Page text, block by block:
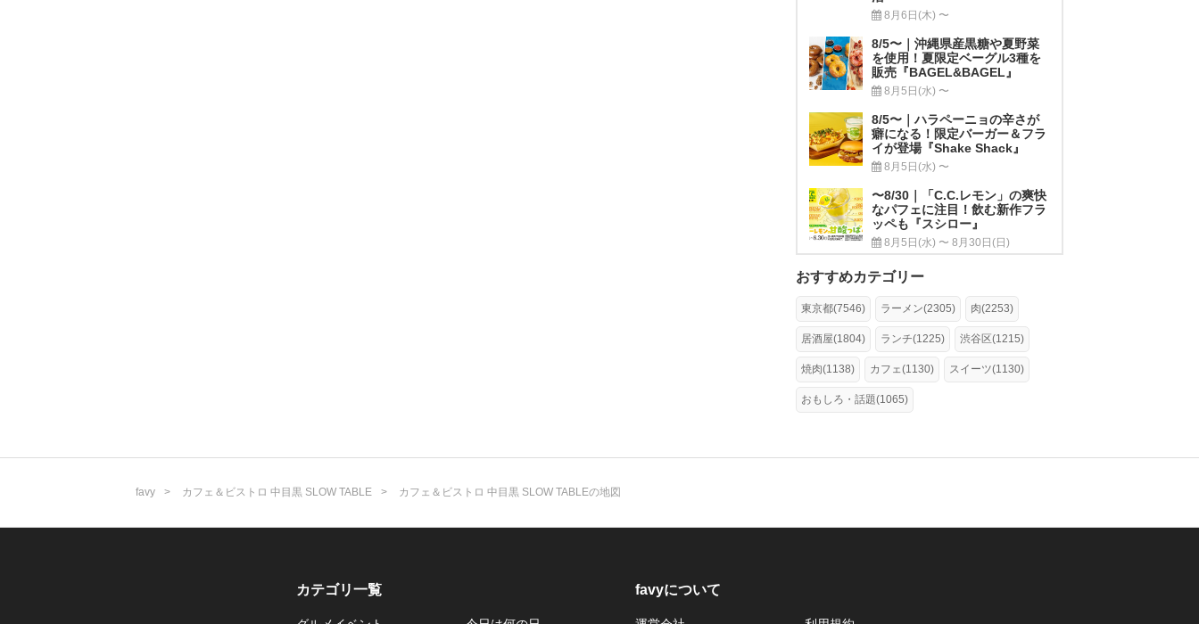
8月6日(木) 〜
8/5〜｜沖縄県産黒糖や夏野菜
を使用！夏限定ベーグル3種を
販売『BAGEL&BAGEL』
8月5日(水) 〜
8/5〜｜ハラペーニョの辛さが
癖になる！限定バーガー＆フラ
イが登場『Shake Shack』
8月5日(水) 〜
〜8/30｜「C.C.レモン」の爽快
なパフェに注目！飲む新作フラ
ッペも『スシロー』
8月5日(水) 〜 8月30日(日)
おすすめカテゴリー
東京都(7546) ラーメン(2305) 肉(2253)
居酒屋(1804) ランチ(1225) 渋谷区(1215)
焼肉(1138) カフェ(1130) スイーツ(1130)
おもしろ・話題(1065)
favy カフェ＆ビストロ 中目黒 SLOW TABLE カフェ＆ビストロ 中目黒 SLOW TABLEの地図
カテゴリ一覧 favyについて